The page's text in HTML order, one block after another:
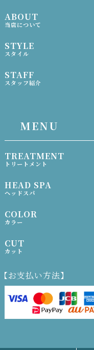
ABOUT
当店について
STYLE
スタイル
STAFF
スタッフ紹介
お支払い方法】
MENU
TREATMENT
トリートメント
HEAD SPA
ヘッドスパ
COLOR
カラー
CUT
カット